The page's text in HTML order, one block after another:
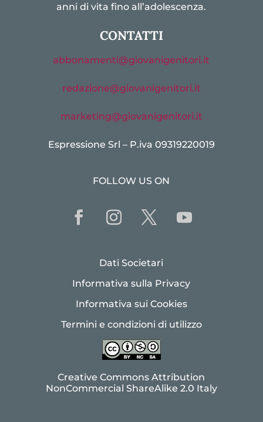
anni di vita fino all’adolescenza.
CONTATTI
abbonamenti@giovanigenitori.it
redazione@giovanigenitori.it
marketing@giovanigenitori.it
Espressione Srl – P.iva 09319220019
FOLLOW US ON
Dati Societari
Informativa sulla Privacy
Informativa sui Cookies
Termini e condizioni di utilizzo
Creative Commons Attribution
NonCommercial ShareAlike 2.0 Italy